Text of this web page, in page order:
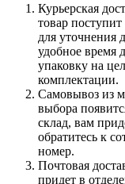
Курьерская
товар поступит
для уточнения
удобное время
упаковку на
комплектации.
Самовывоз из
выбора
склад, вам
обратитесь к
номер.
Почтовая
придет в